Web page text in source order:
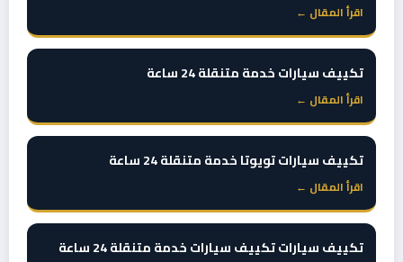
اقرأ المقال ←
تكييف سيارات خدمة متنقلة 24 ساعة
اقرأ المقال ←
تكييف سيارات تويوتا خدمة متنقلة 24 ساعة
اقرأ المقال ←
تكييف سيارات تكييف سيارات خدمة متنقلة 24 ساعة